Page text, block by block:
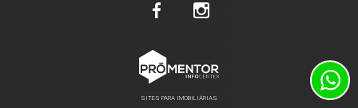
SITES PARA IMOBILIÁRIAS